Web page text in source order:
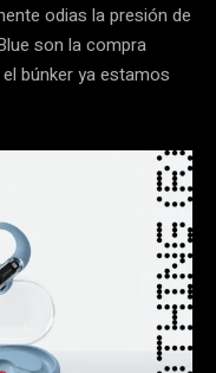
odias la presión de
son la compra
búnker ya estamos